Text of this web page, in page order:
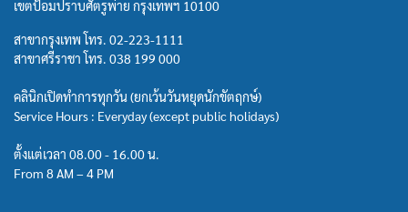
เขตป้อมปราบศัตรูพ่าย กรุงเทพฯ 10100
สาขากรุงเทพ โทร. 02-223-1111
สาขาศรีราชา โทร. 038 199 000
คลินิกเปิดทำการทุกวัน (ยกเว้นวันหยุดนักขัตฤกษ์)
Service Hours : Everyday (except public holidays)
ตั้งแต่เวลา 08.00 - 16.00 น.
From 8 AM – 4 PM